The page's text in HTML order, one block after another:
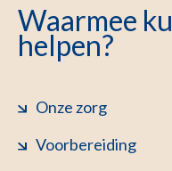
Waarmee
helpen?
Onze zorg
Voorbereiding